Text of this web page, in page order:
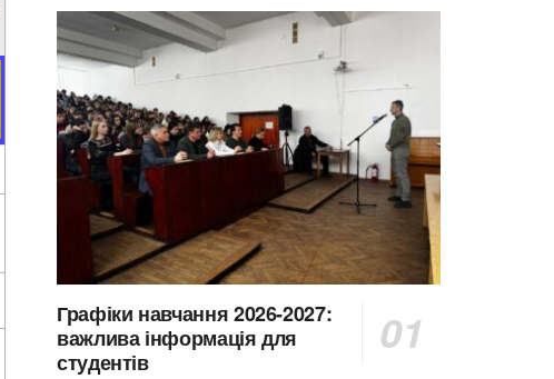
Графіки навчання 2026-2027:
важлива інформація для
студентів